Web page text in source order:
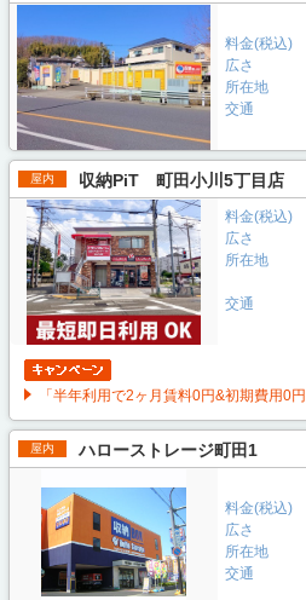
料金(税込)
広さ
所在地
交通
屋内 収納PiT 町田小川5丁目店
料金(税込)
広さ
所在地
交通
「半年利用で2ヶ月賃料0円&初期費用0円
屋内 ハローストレージ町田1
料金(税込)
広さ
所在地
交通